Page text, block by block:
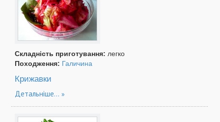
Складність приготування: легко
Походження: Галичина
Крижавки
Детальніше...